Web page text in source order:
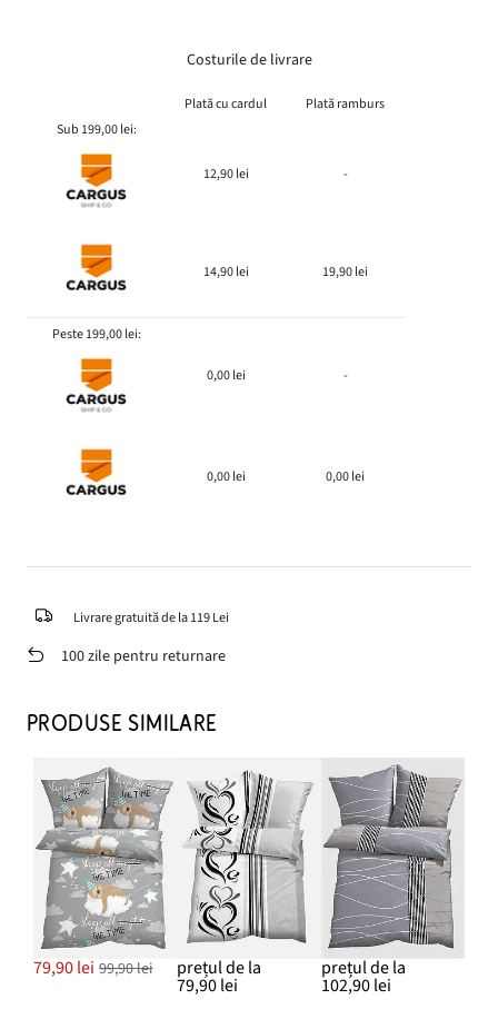
Costurile de livrare
Plată cu cardul
Plată ramburs
Sub 199,00 lei:
12,90 lei -
14,90 lei 19,90 lei
Peste 199,00 lei:
0,00 lei -
0,00 lei 0,00 lei
Livrare gratuită de la 119 Lei
100 zile pentru returnare
PRODUSE SIMILARE
79,90 lei 99,90 lei prețul de la
79,90 lei
prețul de la
102,90 lei